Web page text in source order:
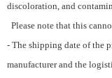
discoloration, and
Please note that this
- The shipping date of the
manufacturer and the